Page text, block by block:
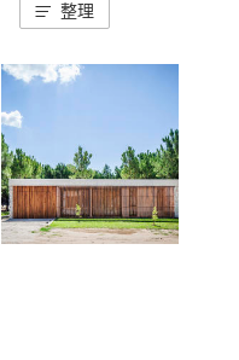
整理